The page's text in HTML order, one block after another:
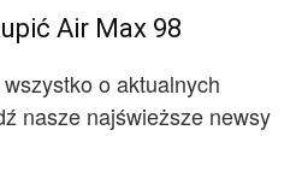
Air Max 98
o aktualnych
nasze najświeższe newsy